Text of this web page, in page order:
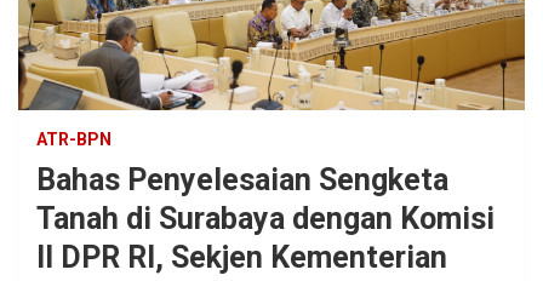
ATR-BPN
Bahas Penyelesaian Sengketa
Tanah di Surabaya dengan Komisi
II DPR RI, Sekjen Kementerian